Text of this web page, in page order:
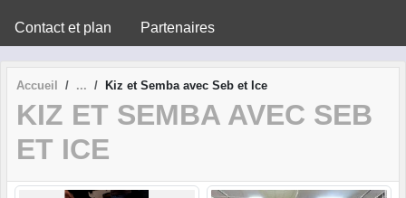
Contact et plan Partenaires
Accueil Kiz et Semba avec Seb et Ice
KIZ ET SEMBA AVEC SEB
ET ICE